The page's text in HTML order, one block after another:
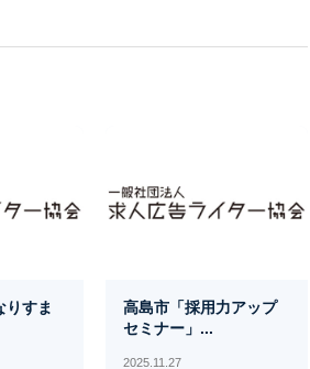
りすま
高島市「採用力アップ
セミナー」...
2025.11.27